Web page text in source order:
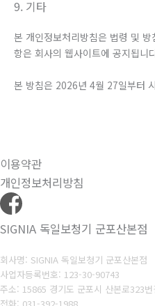
9. 기타
본 개인정보처리방침은 법령 및
항은 회사의 웹사이트에 공지됩니
본 방침은 2026년 4월 27일부터
이용약관
개인정보처리방침
SIGNIA 독일보청기 군포산본점
회사명: SIGNIA 독일보청기 군포산본
사업자등록번호: 123-30-90743
주소: 15865 경기도 군포시 산본로323